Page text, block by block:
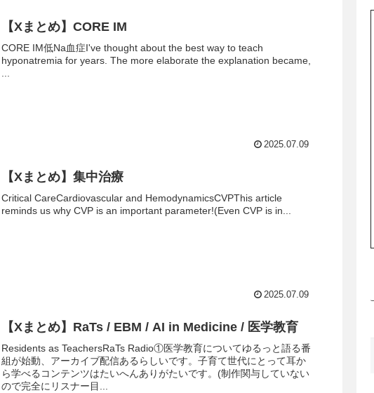
【Xまとめ】CORE IM
CORE IM低Na血症I've thought about the best way to teach
hyponatremia for years. The more elaborate the explanation became,
2025.07.09
【Xまとめ】集中治療
Critical CareCardiovascular and HemodynamicsCVPThis article
reminds us why CVP is an important parameter!(Even CVP is in...
2025.07.09
【Xまとめ】RaTs / EBM / AI in Medicine / 医学教育
Residents as TeachersRaTs Radio①医学教育についてゆるっと語る番
組が始動、アーカイブ配信あるらしいです。子育て世代にとって耳か
ら学べるコンテンツはたいへんありがたいです。(制作関与していない
ので完全にリスナー目...